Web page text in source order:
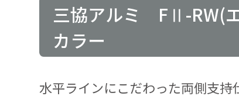
三協アルミ FⅡ-RW(
カラー
水平ラインにこだわった両側支持